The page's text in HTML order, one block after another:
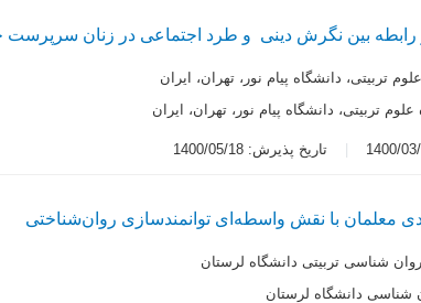
بین نگرش دینی و طرد اجتماعی در زنان سرپرست
تربیتی، دانشگاه پیام نور، تهران، ایران
تربیتی، دانشگاه پیام نور، تهران، ایران
تاریخ پذیرش: 1400/05/18
معلمان با نقش واسطه‌ای توانمندسازی روان‌شناختی
شناسی تربیتی دانشگاه لرستان
شناسی دانشگاه لرستان